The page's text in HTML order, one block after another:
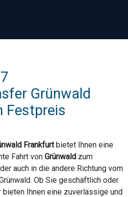
Grünwald
Festpreis
Frankfurtbietet Ihnen eine
Fahrt von Grünwald zum
auch in die andere Richtung vom
Ob Sie geschäftlich oder
Ihnen eine zuverlässige und